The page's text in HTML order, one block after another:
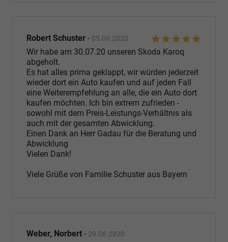
Robert Schuster - 05.08.2020
Wir habe am 30.07.20 unseren Skoda Karoq
abgeholt.
Es hat alles prima geklappt, wir würden jederzeit
wieder dort ein Auto kaufen und auf jeden Fall
eine Weiterempfehlung an alle, die ein Auto dort
kaufen möchten. Ich bin extrem zufrieden -
sowohl mit dem Preis-Leistungs-Verhältnis als
auch mit der gesamten Abwicklung.
Einen Dank an Herr Gadau für die Beratung und
Abwicklung
Vielen Dank!
Viele Grüße von Familie Schuster aus Bayern
Weber, Norbert - 29.06.2020